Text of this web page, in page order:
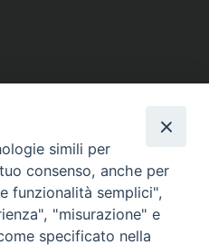
simili per
consenso, anche per
funzionalità semplici",
"misurazione" e
specificato nella